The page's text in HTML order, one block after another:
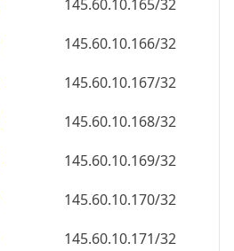
145.60.10.165/32
145.60.10.166/32
145.60.10.167/32
145.60.10.168/32
145.60.10.169/32
145.60.10.170/32
145.60.10.171/32